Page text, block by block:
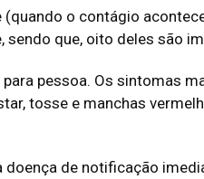
o contágio
que, oito deles são
pessoa. Os sintomas
tosse e manchas
de notificação